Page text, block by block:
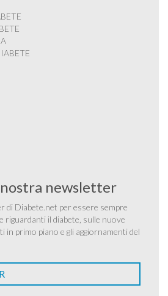
newsletter
di Diabete.net per essere sempre
riguardanti il diabete, sulle nuove
in primo piano e gli aggiornamenti del